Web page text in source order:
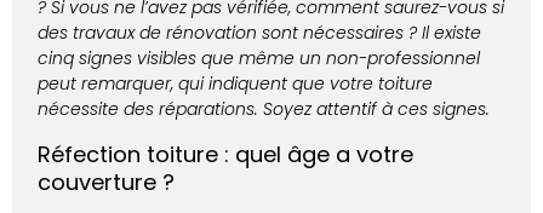
? Si vous ne l’avez pas vérifiée, comment saurez-vous si
des travaux de rénovation sont nécessaires ? Il existe
cinq signes visibles que même un non-professionnel
peut remarquer, qui indiquent que votre toiture
nécessite des réparations. Soyez attentif à ces signes.
Réfection toiture : quel âge a votre
couverture ?